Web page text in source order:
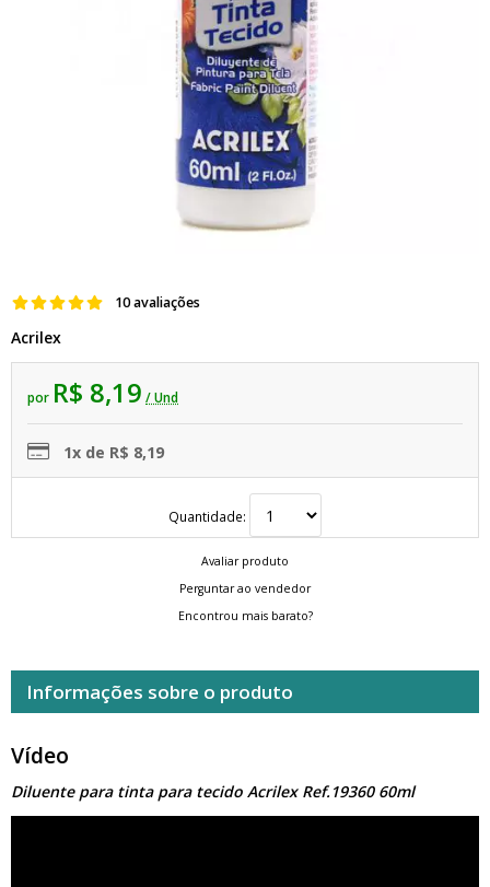
10 avaliações
Acrilex
por R$ 8,19 / Und
1x de R$ 8,19
Quantidade:
Avaliar produto
Perguntar ao vendedor
Encontrou mais barato?
Informações sobre o produto
Vídeo
Diluente para tinta para tecido Acrilex Ref.19360 60ml